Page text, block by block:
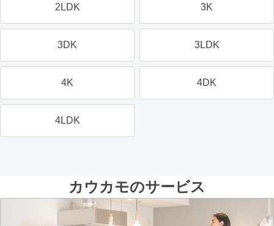
2LDK 3K
3DK 3LDK
4K 4DK
4LDK
カウカモのサービス